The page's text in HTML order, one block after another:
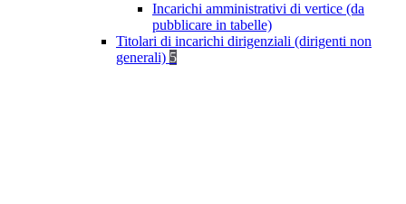
Incarichi amministrativi di vertice (da
pubblicare in tabelle)
Titolari di incarichi dirigenziali (dirigenti non
generali) 5